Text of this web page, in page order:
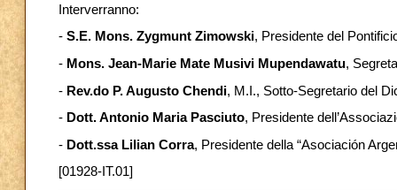
Interverranno:
- S.E. Mons. Zygmunt Zimowski, Presidente del
- Mons. Jean-Marie Mate Musivi Mupendawatu,
- Rev.do P. Augusto Chendi, M.I., Sotto-Segretario del
- Dott. Antonio Maria Pasciuto, Presidente
- Dott.ssa Lilian Corra, Presidente della “Asociación
[01928-IT.01]